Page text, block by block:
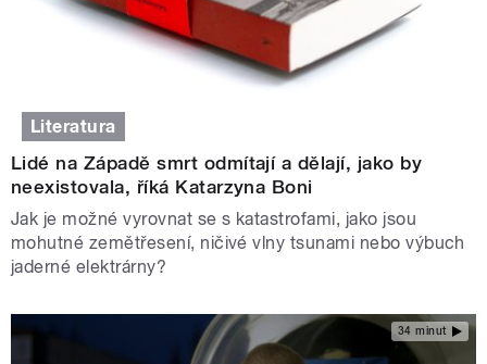
Literatura
Lidé na Západě smrt odmítají a dělají, jako by
neexistovala, říká Katarzyna Boni
Jak je možné vyrovnat se s katastrofami, jako jsou
mohutné zemětřesení, ničivé vlny tsunami nebo výbuch
jaderné elektrárny?
34 minut